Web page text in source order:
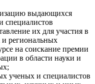
выдающихся
специалистов
их для участия в
региональных
на соискание премии
в области науки и
ученых и специалистов